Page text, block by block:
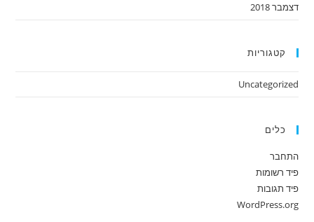
דצמבר 2018
קטגוריות
Uncategorized
כלים
התחבר
פיד רשומות
פיד תגובות
WordPress.org